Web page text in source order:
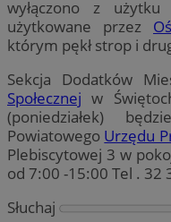
wyłączono z
użytkowane przez
którym pękł strop i
Sekcja Dodatków
Społecznej w
(poniedziałek)
Powiatowego Urzędu
Plebiscytowej 3 w
od 7:00 -15:00 Tel . 32
Słuchaj